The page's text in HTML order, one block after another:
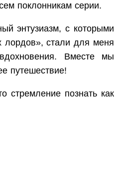
поклонникам серии.
энтузиазм, с которыми
стали для меня
Вместе мы
путешествие!
стремление познать как